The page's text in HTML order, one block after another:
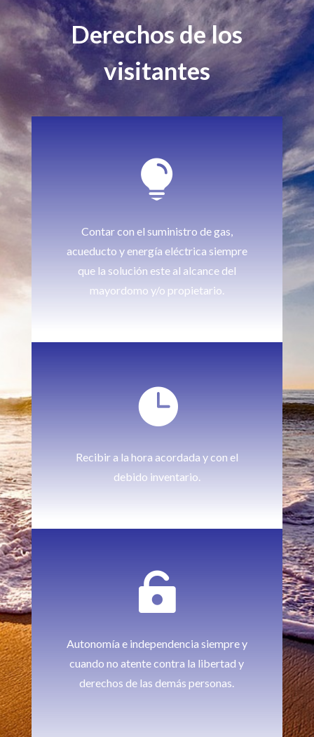
Derechos de los
visitantes

Contar con el suministro de gas,
acueducto y energía eléctrica siempre
que la solución este al alcance del
mayordomo y/o propietario.

Recibir a la hora acordada y con el
debido inventario.

Autonomía e independencia siempre y
cuando no atente contra la libertad y
derechos de las demás personas.